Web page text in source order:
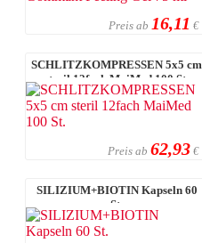
Preis ab 16,11 €
SCHLITZKOMPRESSEN 5x5 cm
steril 12fach MaiMed 100 St.
Preis ab 62,93 €
SILIZIUM+BIOTIN Kapseln 60
St.